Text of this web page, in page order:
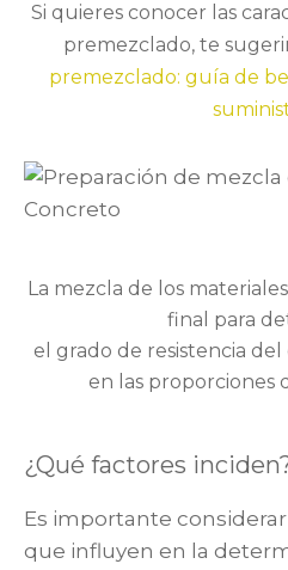
Si quieres conocer las
premezclado, te
premezclado: guía de
La mezcla de los
final para
el grado de resistencia
en las proporciones
¿Qué factores
Es importante
que influyen en la